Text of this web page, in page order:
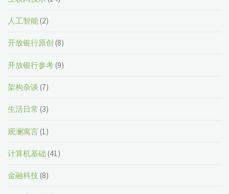
人工智能(2)
开放银行原创 (8)
开放银行参考(9)
架构杂谈 (7)
生活日常 (3)
观澜寓言(1)
计算机基础 (41)
金融科技 (8)